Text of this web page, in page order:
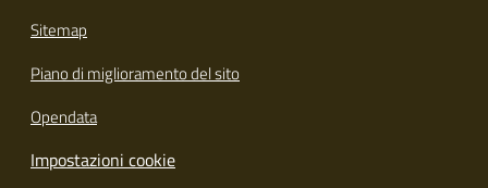
Sitemap
Piano di miglioramento del sito
Opendata
Impostazioni cookie